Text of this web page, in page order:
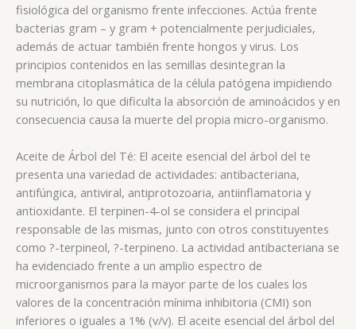
fisiológica del organismo frente infecciones. Actúa frente
bacterias gram – y gram + potencialmente perjudiciales,
además de actuar también frente hongos y virus. Los
principios contenidos en las semillas desintegran la
membrana citoplasmática de la célula patógena impidiendo
su nutrición, lo que dificulta la absorción de aminoácidos y en
consecuencia causa la muerte del propia micro-organismo.
Aceite de Árbol del Té: El aceite esencial del árbol del te
presenta una variedad de actividades: antibacteriana,
antifúngica, antiviral, antiprotozoaria, antiinflamatoria y
antioxidante. El terpinen-4-ol se considera el principal
responsable de las mismas, junto con otros constituyentes
como ?-terpineol, ?-terpineno. La actividad antibacteriana se
ha evidenciado frente a un amplio espectro de
microorganismos para la mayor parte de los cuales los
valores de la concentración mínima inhibitoria (CMI) son
inferiores o iguales a 1% (v/v). El aceite esencial del árbol del